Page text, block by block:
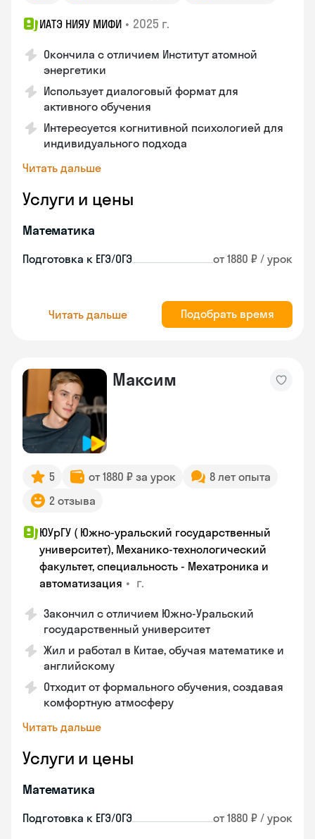
ИАТЭ НИЯУ МИФИ • 2025 г.
Окончила с отличием Институт атомной
энергетики
Использует диалоговый формат для
активного обучения
Интересуется когнитивной психологией для
индивидуального подхода
Читать дальше
Услуги и цены
Математика
Подготовка к ЕГЭ/ОГЭ от 1880 ₽ / урок
Читать дальше Подобрать время
Максим
5 от 1880 ₽ за урок
8 лет опыта
2 отзыва
ЮУрГУ ( Южно-уральский государственный
университет), Механико-технологический
факультет, специальность - Мехатроника и
автоматизация • г.
Закончил с отличием Южно-Уральский
государственный университет
Жил и работал в Китае, обучая математике и
английскому
Отходит от формального обучения, создавая
комфортную атмосферу
Читать дальше
Услуги и цены
Математика
Подготовка к ЕГЭ/ОГЭ от 1880 ₽ / урок